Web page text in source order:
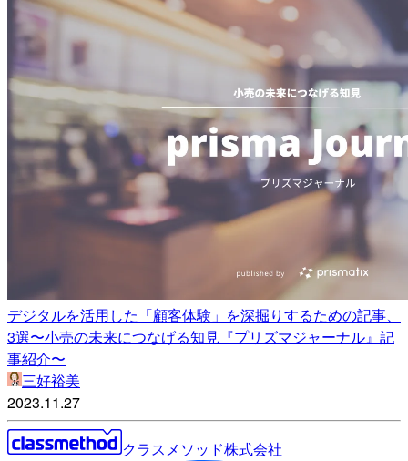
デジタルを活用した「顧客体験」を深掘りするための記事、
3選〜小売の未来につなげる知見『プリズマジャーナル』記
事紹介〜
三好裕美
2023.11.27
クラスメソッド株式会社